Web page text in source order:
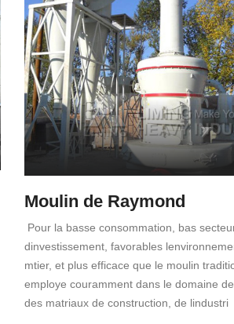
Moulin de Raymond
Pour la basse consommation, bas
dinvestissement, favorables
mtier, et plus efficace que le moulin
employe couramment dans le domaine
des matriaux de construction, de lindustri